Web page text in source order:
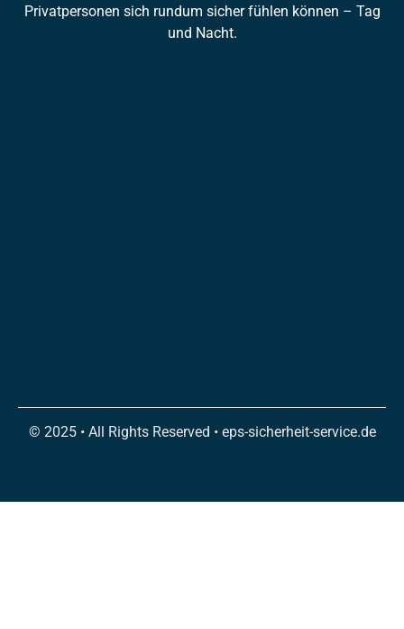
Privatpersonen sich rundum sicher fühlen können – Tag
und Nacht.
© 2025 • All Rights Reserved • eps-sicherheit-service.de